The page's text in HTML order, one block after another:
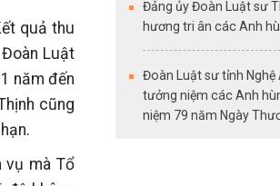
quả thu
Luật
năm đến
cũng
vụ mà Tổ
Đảng ủy Đoàn Luật sư
hương tri ân các Anh
Đoàn Luật sư tỉnh Nghệ
tưởng niệm các Anh
niệm 79 năm Ngày